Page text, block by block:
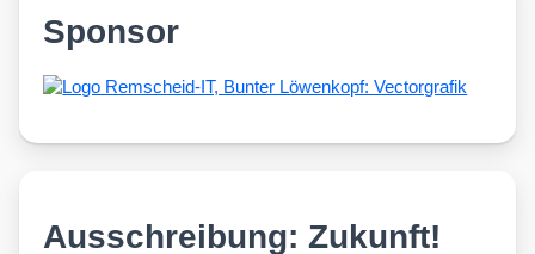
Sponsor
Ausschreibung: Zukunft!